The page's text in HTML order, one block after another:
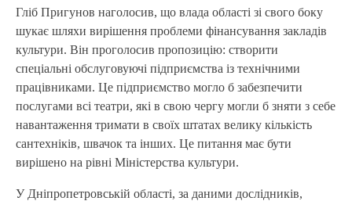
Гліб Пригунов наголосив, що влада області зі свого боку
шукає шляхи вирішення проблеми фінансування закладів
культури. Він проголосив пропозицію: створити
спеціальні обслуговуючі підприємства із технічними
працівниками. Це підприємство могло б забезпечити
послугами всі театри, які в свою чергу могли б зняти з себе
навантаження тримати в своїх штатах велику кількість
сантехніків, швачок та інших. Це питання має бути
вирішено на рівні Міністерства культури.
У Дніпропетровській області, за даними дослідників,